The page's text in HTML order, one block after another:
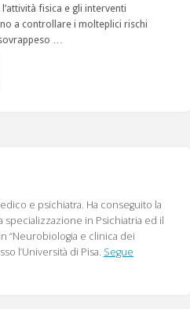
fisica e gli interventi
a controllare i molteplici rischi
…
e psichiatra. Ha conseguito la
specializzazione in Psichiatria ed il
“Neurobiologia e clinica dei
l’Università di Pisa. Segue